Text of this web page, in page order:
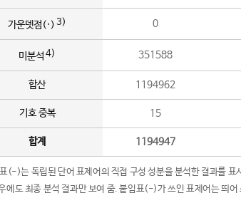
가운뎃점(·) 3) 0
미분석 4) 351588
합산 1194962
기호 중복 15
합계 1194947
(-)는 독립된 단어 표제어의 직접 구성 성분을 분석한 결과를 표
에도 최종 분석 결과만 보여 줌. 붙임표(-)가 쓰인 표제어는 띄